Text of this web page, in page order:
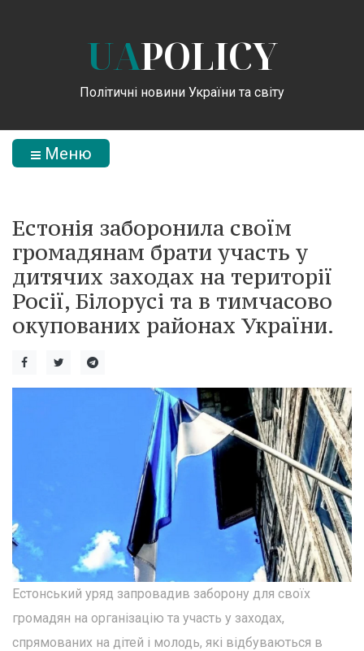
UAPOLICY
Політичні новини України та світу
Меню
Естонія заборонила своїм
громадянам брати участь у
дитячих заходах на території
Росії, Білорусі та в тимчасово
окупованих районах України.
Естонський уряд запровадив заборону для своїх
громадян на організацію та участь у заходах,
спрямованих на дітей і молодь, які відбуваються в